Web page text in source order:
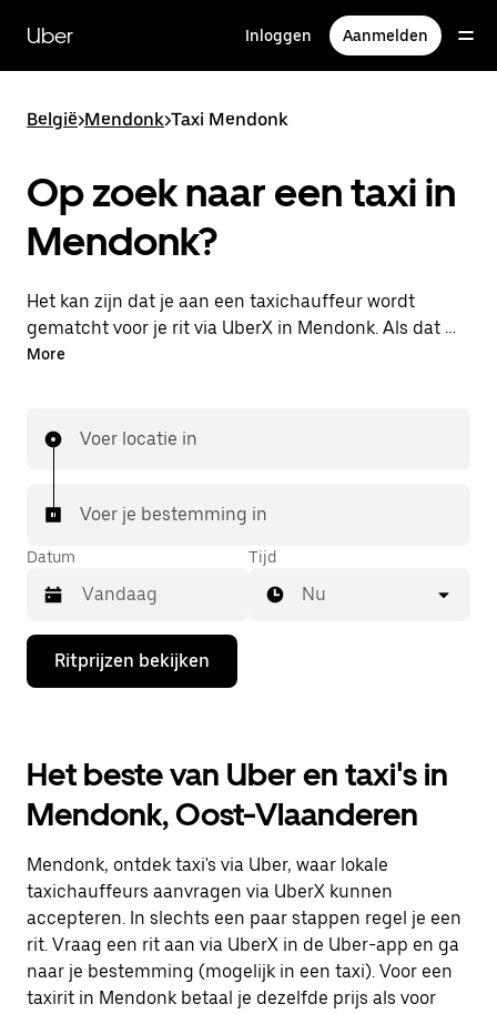
naar
hoofdinhoud
Uber Inloggen Aanmelden
België>Mendonk>Taxi Mendonk
Op zoek naar een taxi in
Mendonk?
Het kan zijn dat je aan een taxichauffeur wordt
gematcht voor je rit via UberX in Mendonk. Als dat zo
is, profiteer je van dezelfde 24/7 beschikbaarheid en
More
Voer locatie in
Voer je bestemming in
Datum
Druk
de
de
agenda
te
openen
een
datum
selecteren.
Druk
op
Escape
om
Tijd
Nu
Ritprijzen bekijken
Het beste van Uber en taxi's in
Mendonk, Oost-Vlaanderen
Mendonk, ontdek taxi's via Uber, waar lokale
taxichauffeurs aanvragen via UberX kunnen
accepteren. In slechts een paar stappen regel je een
rit. Vraag een rit aan via UberX in de Uber-app en ga
naar je bestemming (mogelijk in een taxi). Voor een
taxirit in Mendonk betaal je dezelfde prijs als voor